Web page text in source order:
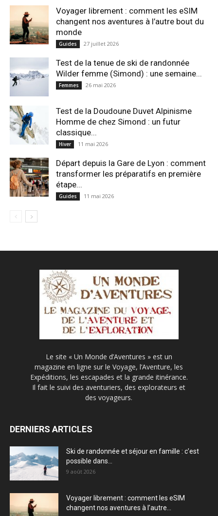
Voyager librement : comment les eSIM
changent nos aventures à l’autre bout du
monde
Guides 27 juillet 2026
Test de la tenue de ski de randonnée
Wilder femme (Simond) : une semaine...
Femmes 26 mai 2026
Test de la Doudoune Duvet Alpinisme
Homme de chez Simond : un futur
classique...
Hiver 11 mai 2026
Départ depuis la Gare de Lyon : comment
transformer les préparatifs en pre⁠mière
étape...
Guides 11 mai 2026
Le site « Un Monde d’Aventures » est un
magazine en ligne sur le Voyage, l’Aventure, les
Expéditions, les escapades et la grande itinérance.
Il fait le suivi des aventuriers, des explorateurs et
des voyageurs.
DERNIERS ARTICLES
Ski de randonnée et séjour en famille : c’est
possible dans...
9 août 2026
Voyager librement : comment les eSIM
changent nos aventures à l’autre...